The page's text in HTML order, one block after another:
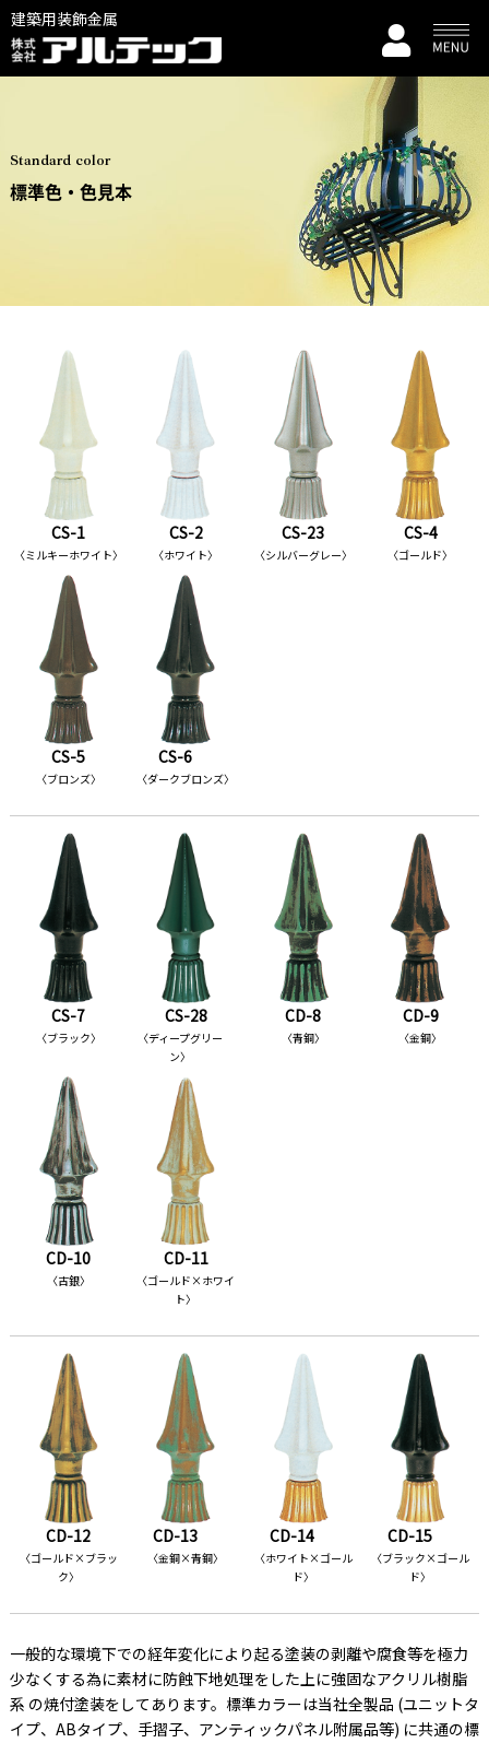
建築用装飾金属
Standard color
標準色・色見本
CS-1
〈ミルキーホワイト〉
CS-2
〈ホワイト〉
CS-23
〈シルバーグレー〉
CS-4
〈ゴールド〉
CS-5
〈ブロンズ〉
CS-6
〈ダークブロンズ〉
CS-7
〈ブラック〉
CS-28
〈ディープグリー
ン〉
CD-8
〈青銅〉
CD-9
〈金銅〉
CD-10
〈古銀〉
CD-11
〈ゴールド×ホワイ
ト〉
CD-12
〈ゴールド×ブラッ
ク〉
CD-13
〈金銅×青銅〉
CD-14
〈ホワイト×ゴール
ド〉
CD-15
〈ブラック×ゴール
ド〉
一般的な環境下での経年変化により起る塗装の剥離や腐食等を極力
少なくする為に素材に防蝕下地処理をした上に強固なアクリル樹脂
系 の焼付塗装をしてあります。標準カラーは当社全製品 (ユニットタ
イプ、ABタイプ、手摺子、アンティックパネル附属品等) に共通の標